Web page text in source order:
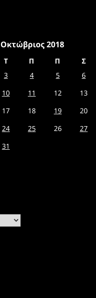
Οκτώβριος 2018
Τ Π Π Σ
3 4 5 6
10 11 12 13
17 18 19 20
24 25 26 27
31